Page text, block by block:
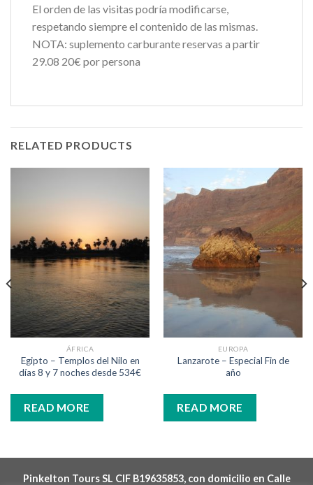
El orden de las visitas podría modificarse,
respetando siempre el contenido de las mismas.
NOTA: suplemento carburante reservas a partir
29.08 20€ por persona
RELATED PRODUCTS
ÁFRICA
Egipto – Templos del Nilo en
días 8 y 7 noches desde 534€
READ MORE
EUROPA
Lanzarote – Especial Fin de
año
READ MORE
Pinkelton Tours SL CIF B19635853, con domicilio en Calle